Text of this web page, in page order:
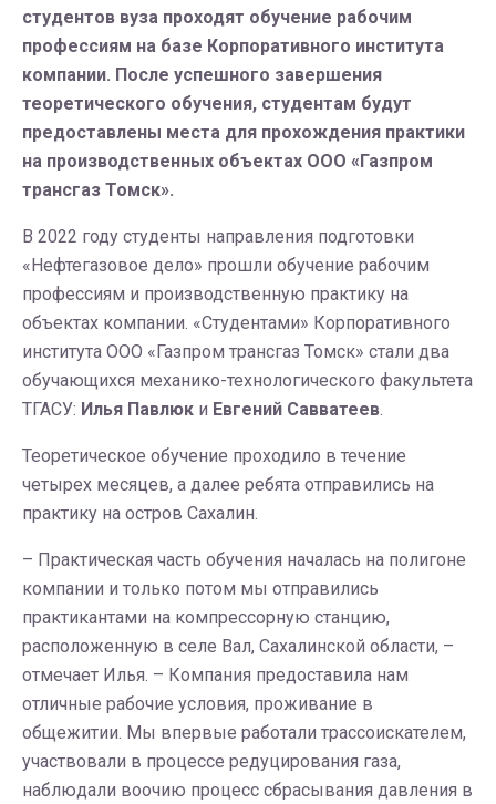
студентов вуза проходят обучение рабочим
профессиям на базе Корпоративного института
компании. После успешного завершения
теоретического обучения, студентам будут
предоставлены места для прохождения практики
на производственных объектах ООО «Газпром
трансгаз Томск».
В 2022 году студенты направления подготовки
«Нефтегазовое дело» прошли обучение рабочим
профессиям и производственную практику на
объектах компании. «Студентами» Корпоративного
института ООО «Газпром трансгаз Томск» стали два
обучающихся механико-технологического факультета
ТГАСУ: Илья Павлюк и Евгений Савватеев.
Теоретическое обучение проходило в течение
четырех месяцев, а далее ребята отправились на
практику на остров Сахалин.
– Практическая часть обучения началась на полигоне
компании и только потом мы отправились
практикантами на компрессорную станцию,
расположенную в селе Вал, Сахалинской области, –
отмечает Илья. – Компания предоставила нам
отличные рабочие условия, проживание в
общежитии. Мы впервые работали трассоискателем,
участвовали в процессе редуцирования газа,
наблюдали воочию процесс сбрасывания давления в